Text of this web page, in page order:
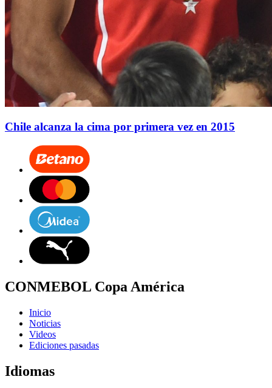
Chile alcanza la cima por primera vez en 2015
CONMEBOL Copa América
Inicio
Noticias
Videos
Ediciones pasadas
Idiomas